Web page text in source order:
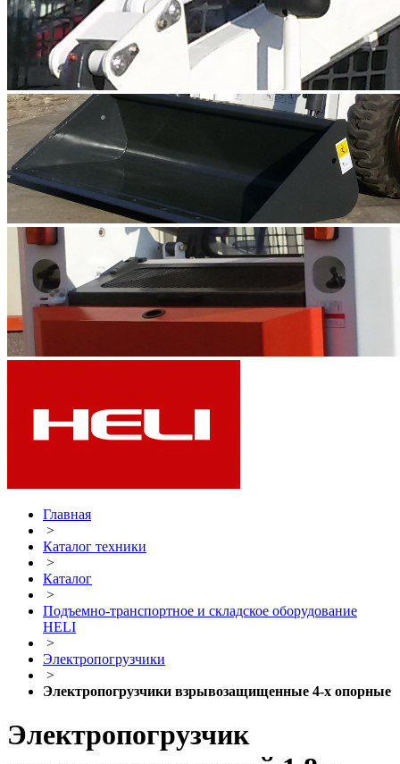
Главная
>
Каталог техники
>
Каталог
>
Подъемно-транспортное и складское оборудование
HELI
>
Электропогрузчики
>
Электропогрузчики взрывозащищенные 4-х опорные
Электропогрузчик